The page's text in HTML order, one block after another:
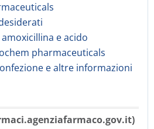
e acido
pharmaceuticals
e altre informazioni